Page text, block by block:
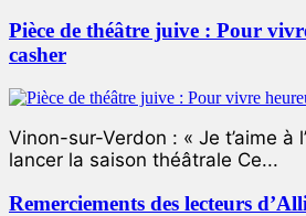
Pièce de théâtre juive : Pour
casher
Vinon-sur-Verdon : « Je t’aime à
lancer la saison théâtrale Ce...
Remerciements des lecteurs